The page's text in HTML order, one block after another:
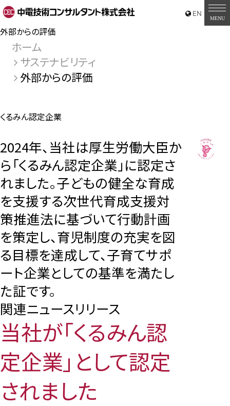
［道路交通部､国土･海洋部､企画部］
外部からの評価
ホーム
サステナビリティ
外部からの評価
くるみん認定企業
2024年、当社は厚生労働大臣か
ら「くるみん認定企業」に認定さ
れました。子どもの健全な育成
を支援する次世代育成支援対
策推進法に基づいて行動計画
を策定し、育児制度の充実を図
る目標を達成して、子育てサポ
ート企業としての基準を満たし
た証です。
関連ニュースリリース
当社が「くるみん認
定企業」として認定
されました